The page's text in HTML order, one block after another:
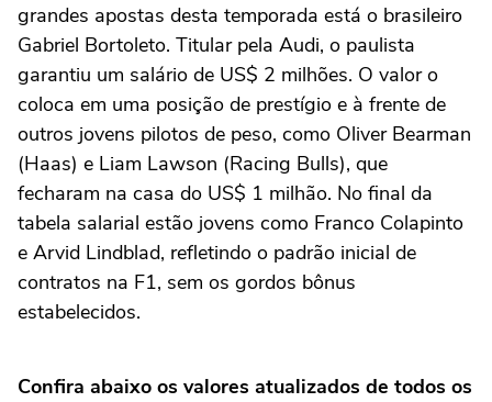
grandes apostas desta temporada está o brasileiro
Gabriel Bortoleto. Titular pela Audi, o paulista
garantiu um salário de US$ 2 milhões. O valor o
coloca em uma posição de prestígio e à frente de
outros jovens pilotos de peso, como Oliver Bearman
(Haas) e Liam Lawson (Racing Bulls), que
fecharam na casa do US$ 1 milhão. No final da
tabela salarial estão jovens como Franco Colapinto
e Arvid Lindblad, refletindo o padrão inicial de
contratos na F1, sem os gordos bônus
estabelecidos.
Confira abaixo os valores atualizados de todos os